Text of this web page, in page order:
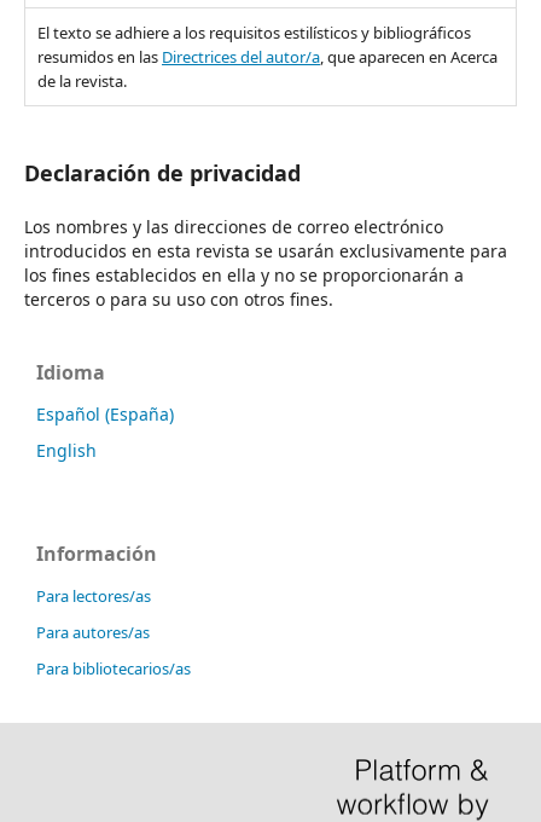
El texto se adhiere a los requisitos estilísticos y bibliográficos
resumidos en las Directrices del autor/a, que aparecen en Acerca
de la revista.
Declaración de privacidad
Los nombres y las direcciones de correo electrónico
introducidos en esta revista se usarán exclusivamente para
los fines establecidos en ella y no se proporcionarán a
terceros o para su uso con otros fines.
Idioma
Español (España)
English
Información
Para lectores/as
Para autores/as
Para bibliotecarios/as